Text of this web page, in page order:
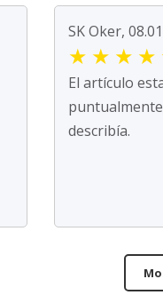
SK Oker,
★ ★ ★ ★
El artículo
describía.